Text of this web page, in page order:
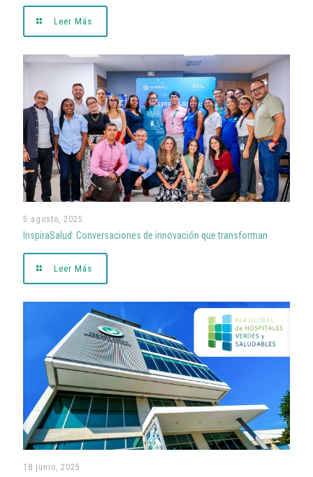
Leer Más
5 agosto, 2025
InspiraSalud: Conversaciones de innovación que transforman
Leer Más
18 junio, 2025